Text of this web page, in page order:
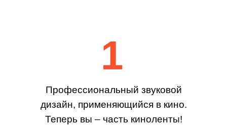
Профессиональный звуковой
дизайн, применяющийся в кино.
Теперь вы – часть киноленты!
1